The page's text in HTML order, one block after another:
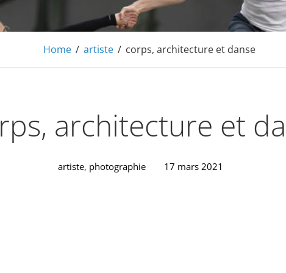
Home / artiste / corps, architecture et danse
architecture et
artiste, photographie 17 mars 2021